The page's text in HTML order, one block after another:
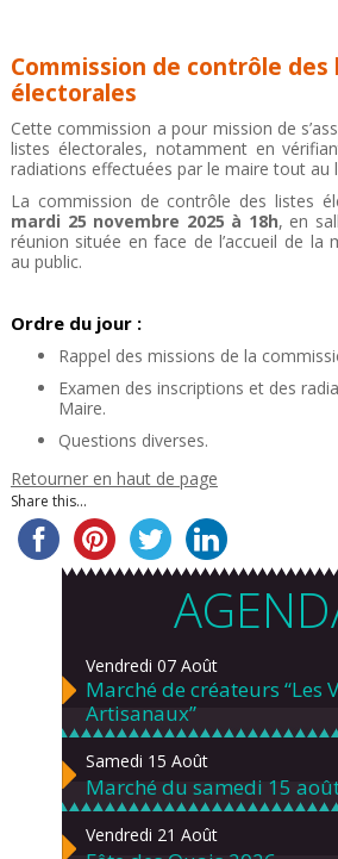
Commission de contrôle des
électorales
Cette commission a pour mission de
listes électorales, notamment en
radiations effectuées par le maire tout au
La commission de contrôle des listes
mardi 25 novembre 2025 à 18h, en
réunion située en face de l’accueil de la
au public.
Ordre du jour :
Rappel des missions de la
Examen des inscriptions et des
Maire.
Questions diverses.
Retourner en haut de page
Share this...
Vendredi 07 Août
Marché de créateurs “Les
Artisanaux”
Samedi 15 Août
Marché du samedi 15
Vendredi 21 Août